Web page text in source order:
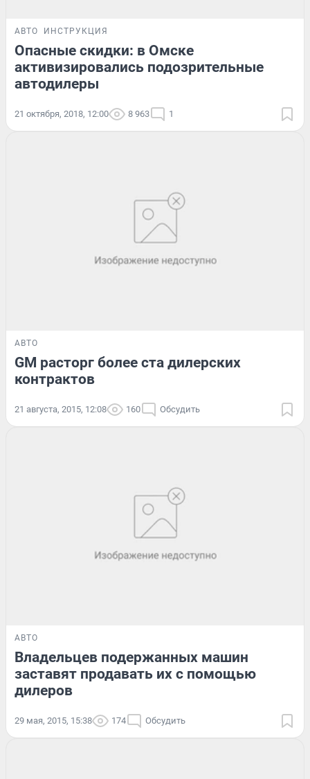
АВТО ИНСТРУКЦИЯ
Опасные скидки: в Омске
активизировались подозрительные
автодилеры
21 октября, 2018, 12:00 8 963 1
АВТО
GM расторг более ста дилерских
контрактов
21 августа, 2015, 12:08 160 Обсудить
АВТО
Владельцев подержанных машин
заставят продавать их с помощью
дилеров
29 мая, 2015, 15:38 174 Обсудить